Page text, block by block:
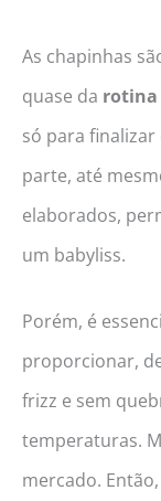
As chapinhas
quase da rotina
só para
parte, até
elaborados,
um babyliss.
Porém, é
proporcionar,
frizz e sem
temperaturas.
mercado.